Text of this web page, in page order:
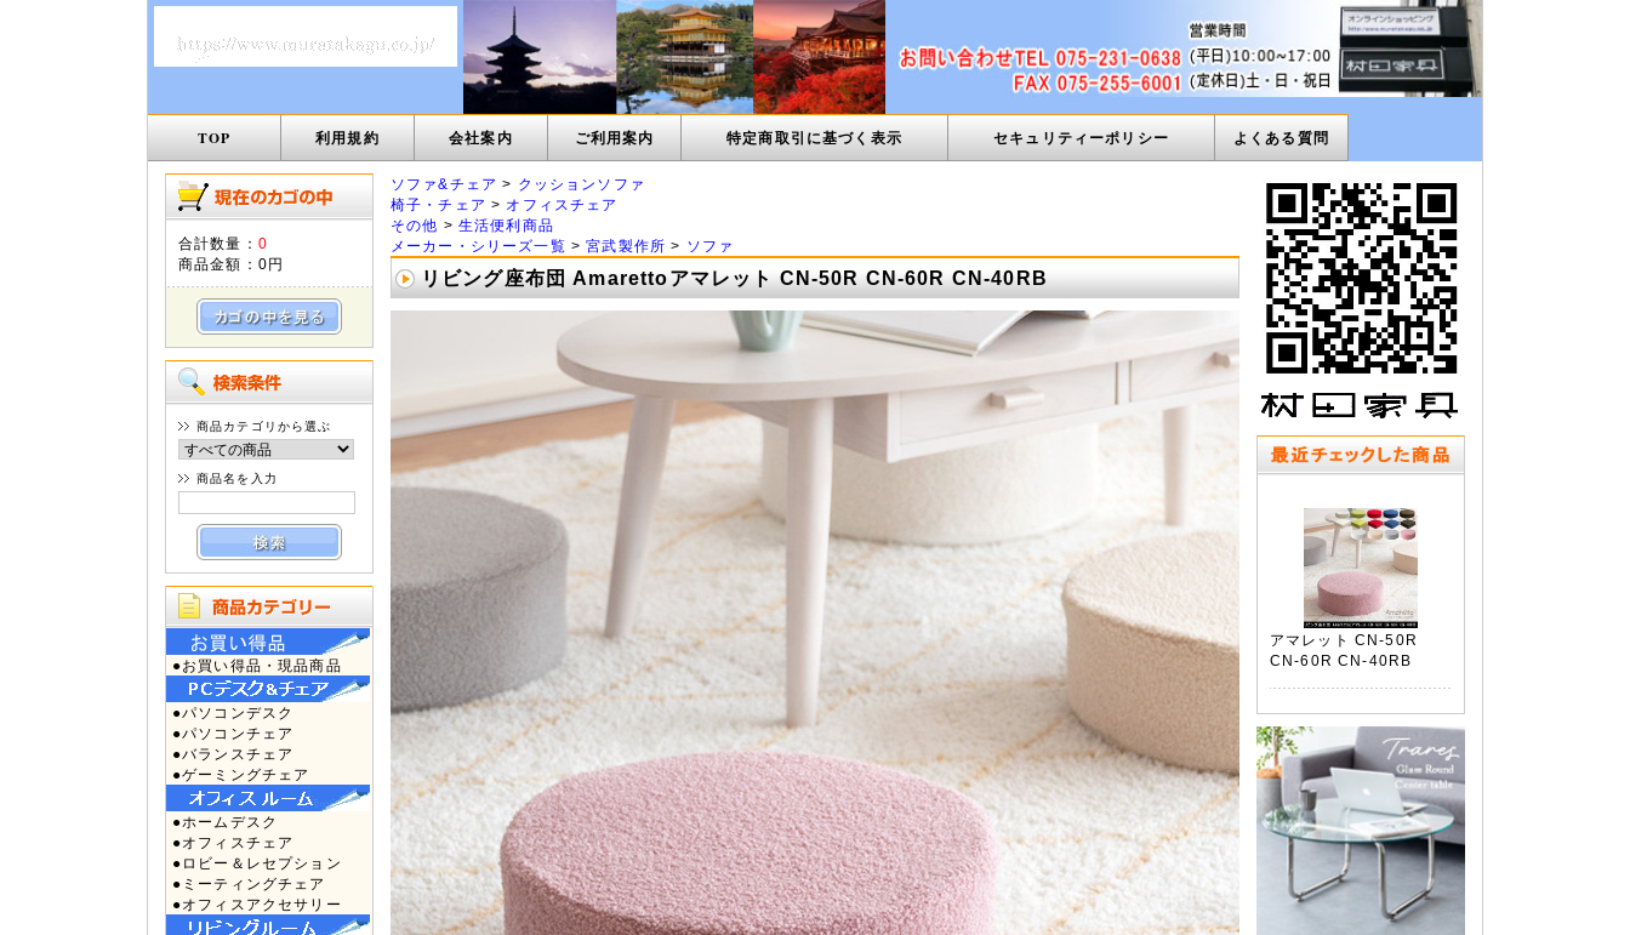
TOP 利用規約 会社案内 ご利用案内 特定商取引に基づく表示 セキュリティーポリシー よくある質問
合計数量： 0
商品金額： 0円
商品カテゴリから選ぶ
商品名を入力
●お買い得品・現品商品
●パソコンデスク
●パソコンチェア
●バランスチェア
●ゲーミングチェア
●ホームデスク
●オフィスチェア
●ロビー＆レセプション
●ミーティングチェア
●オフィスアクセサリー
ソファ&チェア > クッションソファ
椅子・チェア > オフィスチェア
その他 > 生活便利商品
メーカー・シリーズ一覧 >宮武製作所 > ソファ
リビング座布団 Amarettoアマレット CN-50R CN-60R CN-40RB
アマレット CN-50R
CN-60R CN-40RB